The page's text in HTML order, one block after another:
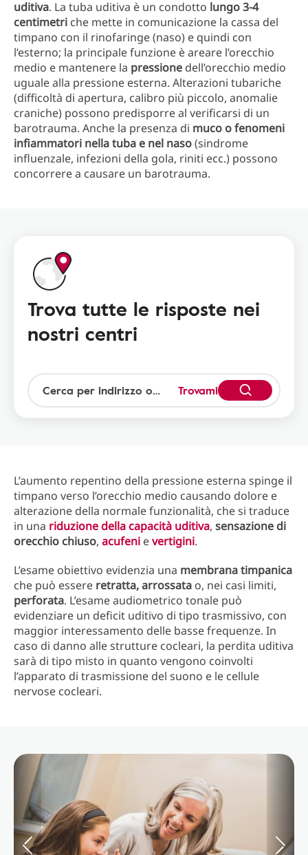
uditiva. La tuba uditiva è un condotto lungo 3-4
centimetri che mette in comunicazione la cassa del
timpano con il rinofaringe (naso) e quindi con
l’esterno; la principale funzione è areare l’orecchio
medio e mantenere la pressione dell’orecchio medio
uguale alla pressione esterna. Alterazioni tubariche
(difficoltà di apertura, calibro più piccolo, anomalie
craniche) possono predisporre al verificarsi di un
barotrauma. Anche la presenza di muco o fenomeni
infiammatori nella tuba e nel naso(sindrome
influenzale, infezioni della gola, riniti ecc.) possono
concorrere a causare un barotrauma.
Trova tutte le risposte nei
nostri centri
Trovami
L’aumento repentino della pressione esterna spinge il
timpano verso l’orecchio medio causando dolore e
alterazione della normale funzionalità, che si traduce
in una riduzione della capacità uditiva, sensazione di
orecchio chiuso, acufeni evertigini.
L’esame obiettivo evidenzia una membrana timpanica
che può essere retratta, arrossata o, nei casi limiti,
perforata. L’esame audiometrico tonale può
evidenziare un deficit uditivo di tipo trasmissivo, con
maggior interessamento delle basse frequenze. In
caso di danno alle strutture cocleari, la perdita uditiva
sarà di tipo misto in quanto vengono coinvolti
l’apparato di trasmissione del suono e le cellule
nervose cocleari.